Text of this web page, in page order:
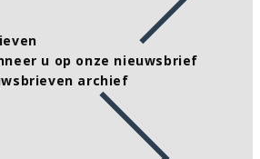
u op onze nieuwsbrief
archief